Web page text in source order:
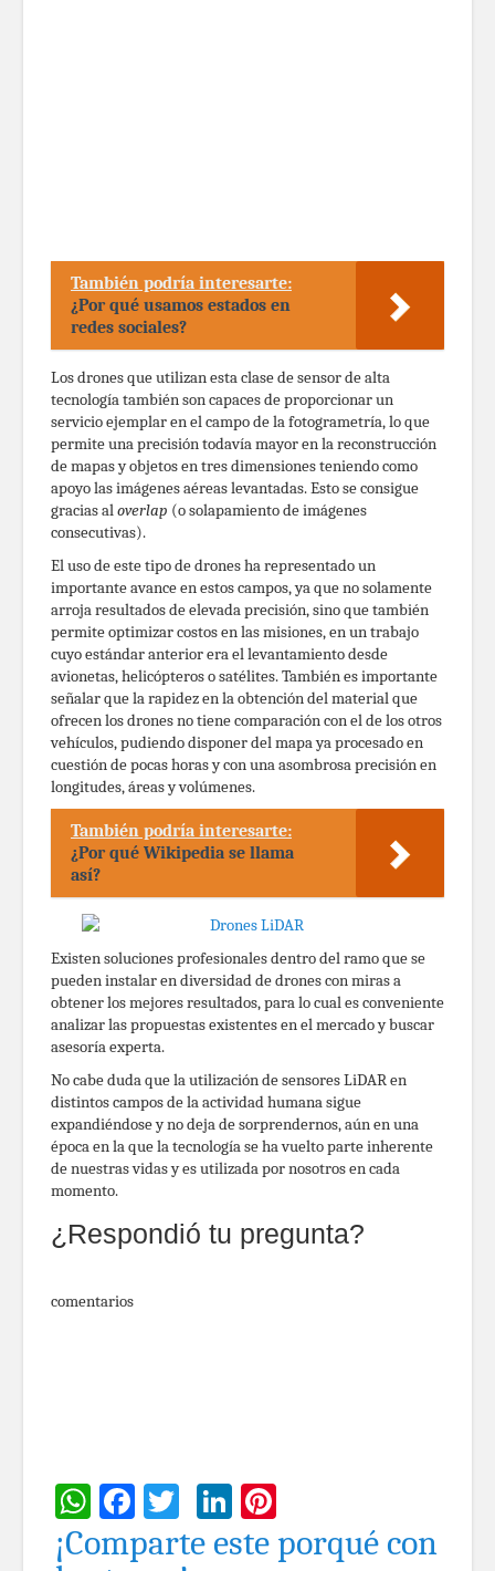
También podría interesarte:
¿Por qué usamos estados en
redes sociales?
Los drones que utilizan esta clase de sensor de alta
tecnología también son capaces de proporcionar un
servicio ejemplar en el campo de la fotogrametría, lo que
permite una precisión todavía mayor en la reconstrucción
de mapas y objetos en tres dimensiones teniendo como
apoyo las imágenes aéreas levantadas. Esto se consigue
gracias aloverlap (o solapamiento de imágenes
consecutivas).
El uso de este tipo de drones ha representado un
importante avance en estos campos, ya que no solamente
arroja resultados de elevada precisión, sino que también
permite optimizar costos en las misiones, en un trabajo
cuyo estándar anterior era el levantamiento desde
avionetas, helicópteros o satélites. También es importante
señalar que la rapidez en la obtención del material que
ofrecen los drones no tiene comparación con el de los otros
vehículos, pudiendo disponer del mapa ya procesado en
cuestión de pocas horas y con una asombrosa precisión en
longitudes, áreas y volúmenes.
También podría interesarte:
¿Por qué Wikipedia se llama
así?
Existen soluciones profesionales dentro del ramo que se
pueden instalar en diversidad de drones con miras a
obtener los mejores resultados, para lo cual es conveniente
analizar las propuestas existentes en el mercado y buscar
asesoría experta.
No cabe duda que la utilización de sensores LiDAR en
distintos campos de la actividad humana sigue
expandiéndose y no deja de sorprendernos, aún en una
época en la que la tecnología se ha vuelto parte inherente
de nuestras vidas y es utilizada por nosotros en cada
momento.
¿Respondió tu pregunta?
comentarios
WhatsApp
Facebook
TwitterLinkedIn
¡Comparte este porqué con